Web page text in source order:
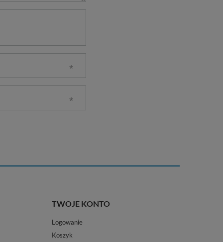
TWOJE KONTO
Logowanie
Koszyk